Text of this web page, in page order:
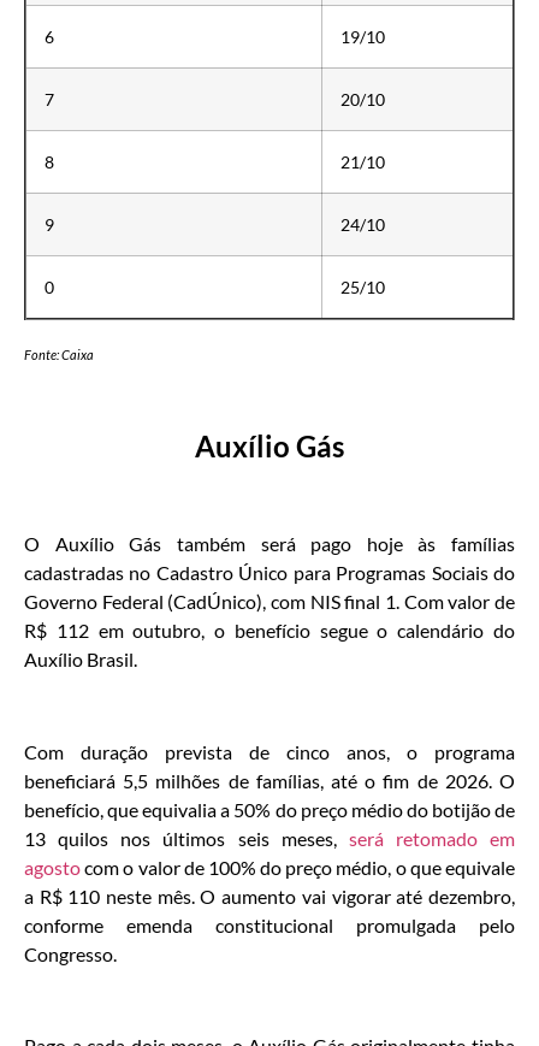
6 19/10
7 20/10
8 21/10
9 24/10
0 25/10
Fonte: Caixa
Auxílio Gás
O Auxílio Gás também será pago hoje às famílias
cadastradas no Cadastro Único para Programas Sociais do
Governo Federal (CadÚnico), com NIS final 1. Com valor de
R$ 112 em outubro, o benefício segue o calendário do
Auxílio Brasil.
Com duração prevista de cinco anos, o programa
beneficiará 5,5 milhões de famílias, até o fim de 2026. O
benefício, que equivalia a 50% do preço médio do botijão de
13 quilos nos últimos seis meses, será retomado em
agostocom o valor de 100% do preço médio, o que equivale
a R$ 110 neste mês. O aumento vai vigorar até dezembro,
conforme emenda constitucional promulgada pelo
Congresso.